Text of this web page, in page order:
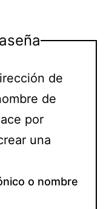
de
de
por
una
o nombre